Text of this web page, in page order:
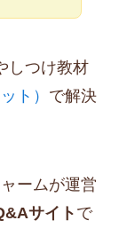
しつけ教材
ト） で解決
ームが運営
サイト で